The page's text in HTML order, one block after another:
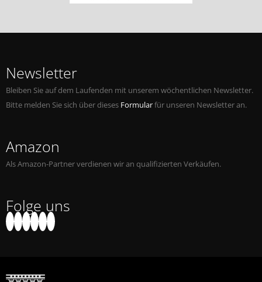
Newsletter
Bleiben Sie auf dem Laufenden mit unserem wöchentlichen Newsletter.
Bitte melden Sie sich über dieses Formularfür unseren Newsletter an.
Amazon
Als Amazon-Partner verdienen wir an qualifizierten Verkäufen.
Folge uns